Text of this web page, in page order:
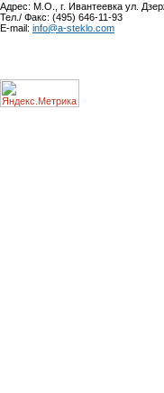
Адрес: М.О., г. Ивантеевка ул.
Тел./ Факс: (495) 646-11-93
E-mail: info@a-steklo.com